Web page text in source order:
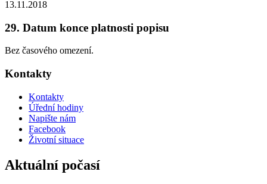
13.11.2018
29. Datum konce platnosti popisu
Bez časového omezení.
Kontakty
Kontakty
Úřední hodiny
Napište nám
Facebook
Životní situace
Aktuální počasí